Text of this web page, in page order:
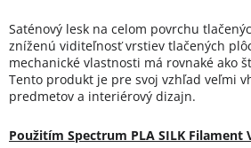
Saténový lesk na celom povrchu
zníženú viditeľnosť vrstiev tlačených
mechanické vlastnosti má rovnaké ako
Tento produkt je pre svoj vzhľad veľmi
predmetov a interiérový dizajn.
Použitím Spectrum PLA SILK Filament